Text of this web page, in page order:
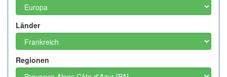
Länder
Regionen